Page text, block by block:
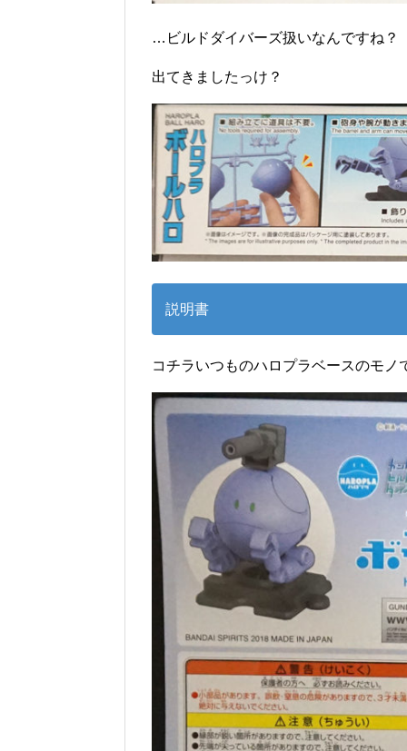
…ビルドダイバーズ扱いなんですね？
出てきましたっけ？
説明書
コチラいつものハロプラベースのモノ